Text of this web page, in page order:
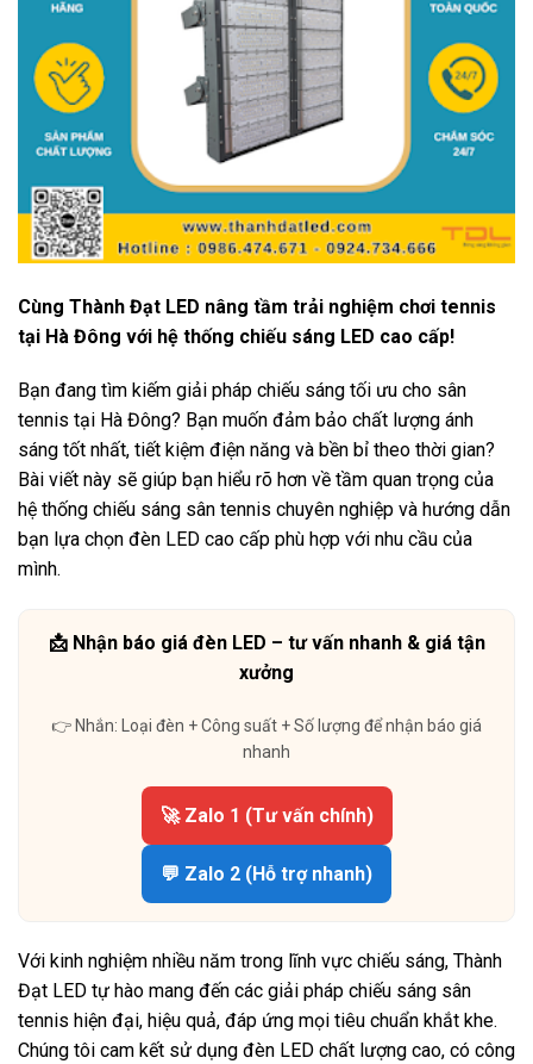
Cùng Thành Đạt LED nâng tầm trải nghiệm chơi tennis
tại Hà Đông với hệ thống chiếu sáng LED cao cấp!
Bạn đang tìm kiếm giải pháp chiếu sáng tối ưu cho sân
tennis tại Hà Đông? Bạn muốn đảm bảo chất lượng ánh
sáng tốt nhất, tiết kiệm điện năng và bền bỉ theo thời gian?
Bài viết này sẽ giúp bạn hiểu rõ hơn về tầm quan trọng của
hệ thống chiếu sáng sân tennis chuyên nghiệp và hướng dẫn
bạn lựa chọn đèn LED cao cấp phù hợp với nhu cầu của
mình.
📩 Nhận báo giá đèn LED – tư vấn nhanh & giá tận
xưởng
👉 Nhắn: Loại đèn + Công suất + Số lượng để nhận báo giá
nhanh
🚀 Zalo 1 (Tư vấn chính)
💬 Zalo 2 (Hỗ trợ nhanh)
Với kinh nghiệm nhiều năm trong lĩnh vực chiếu sáng, Thành
Đạt LED tự hào mang đến các giải pháp chiếu sáng sân
tennis hiện đại, hiệu quả, đáp ứng mọi tiêu chuẩn khắt khe.
Chúng tôi cam kết sử dụng đèn LED chất lượng cao, có công